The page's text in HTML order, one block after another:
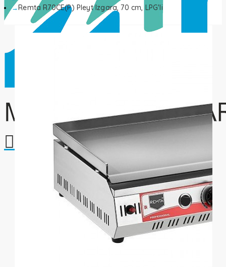
Alışveriş sepetiniz boş!
Remta R70CE(P) Pleyt Izgara, 70 cm, LPG'li